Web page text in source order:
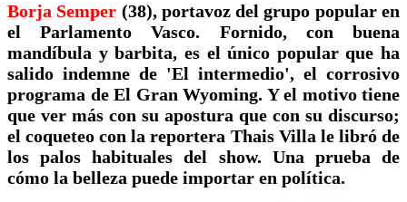
Borja Semper (38), portavoz del grupo popular en
el Parlamento Vasco. Fornido, con buena
mandíbula y barbita, es el único popular que ha
salido indemne de 'El intermedio', el corrosivo
programa de El Gran Wyoming. Y el motivo tiene
que ver más con su apostura que con su discurso;
el coqueteo con la reportera Thais Villa le libró de
los palos habituales del show. Una prueba de
cómo la belleza puede importar en política.